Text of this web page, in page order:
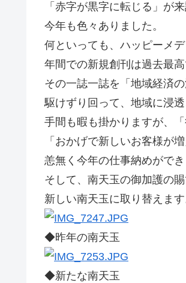
「赤字が黒字に転じる」が
今年も色々ありました。
何といっても、ハッピーメ
年間での新規創刊は過去最高
その一誌一誌を「地域経済
駆けずり回って、地域に浸
手間も暇も掛かりますが、
「おかげで新しいお客様が
恙無く今年の仕事納めがで
そして、南天玉の御加護の
新しい南天玉に取り替えま
◆昨年の南天玉
◆新たな南天玉